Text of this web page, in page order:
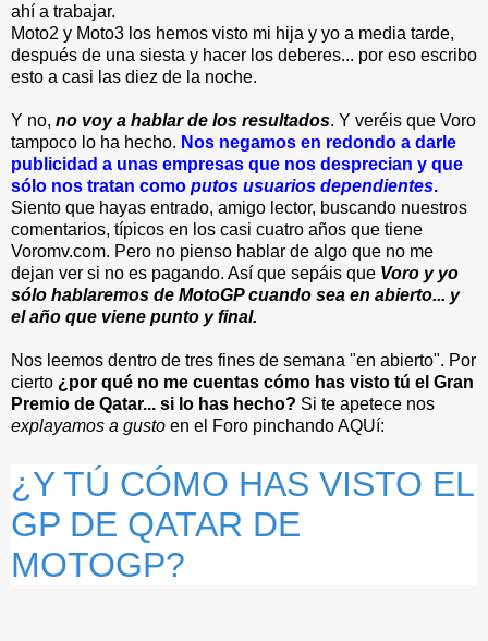
ahí a trabajar.
Moto2 y Moto3 los hemos visto mi hija y yo a media tarde,
después de una siesta y hacer los deberes... por eso escribo
esto a casi las diez de la noche.
Y no, no voy a hablar de los resultados. Y veréis que Voro
tampoco lo ha hecho. Nos negamos en redondo a darle
publicidad a unas empresas que nos desprecian y que
sólo nos tratan como putos usuarios dependientes.
Siento que hayas entrado, amigo lector, buscando nuestros
comentarios, típicos en los casi cuatro años que tiene
Voromv.com. Pero no pienso hablar de algo que no me
dejan ver si no es pagando. Así que sepáis que Voro y yo
sólo hablaremos de MotoGP cuando sea en abierto... y
el año que viene punto y final.
Nos leemos dentro de tres fines de semana "en abierto". Por
cierto ¿por qué no me cuentas cómo has visto tú el Gran
Premio de Qatar... si lo has hecho? Si te apetece nos
explayamos a gusto en el Foro pinchando AQUí:
¿Y TÚ CÓMO HAS VISTO EL
GP DE QATAR DE
MOTOGP?